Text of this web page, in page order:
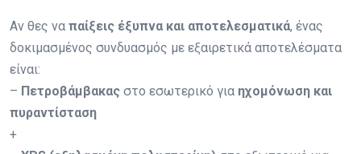
Αν θες να παίξεις έξυπνα και αποτελεσματικά, ένας
δοκιμασμένος συνδυασμός με εξαιρετικά αποτελέσματα
είναι:
– Πετροβάμβακας στο εσωτερικό για ηχομόνωση και
πυραντίσταση
+